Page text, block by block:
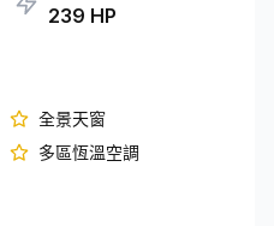
239 HP
全景天窗
多區恆溫空調